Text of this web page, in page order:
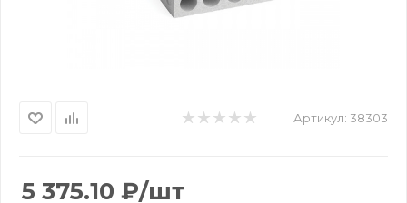
Артикул: 38303
5 375.10 ₽/шт